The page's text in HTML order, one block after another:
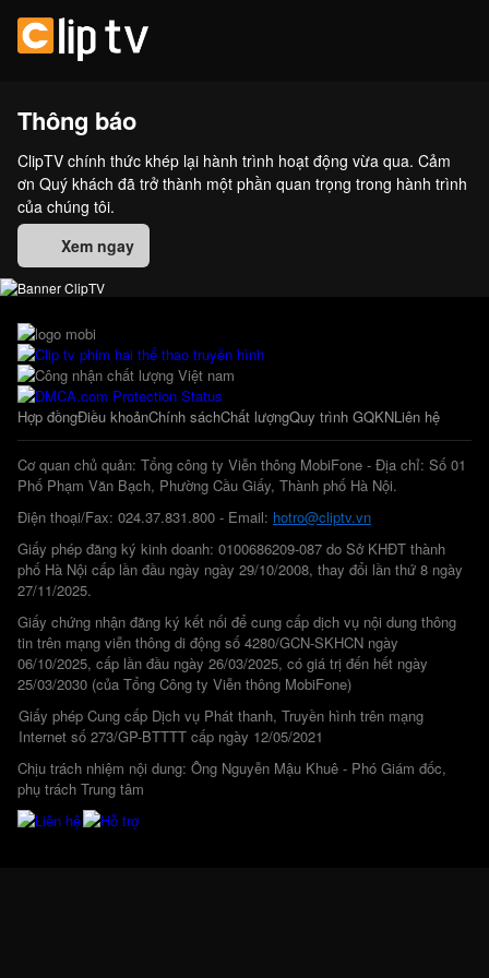
Thông báo
ClipTV chính thức khép lại hành trình hoạt động vừa qua. Cảm
ơn Quý khách đã trở thành một phần quan trọng trong hành trình
của chúng tôi.
Xem ngay
Hợp đồngĐiều khoảnChính sáchChất lượngQuy trình GQKNLiên hệ
Cơ quan chủ quản: Tổng công ty Viễn thông MobiFone - Địa chỉ: Số 01
Phố Phạm Văn Bạch, Phường Cầu Giấy, Thành phố Hà Nội.
Điện thoại/Fax: 024.37.831.800 - Email: hotro@cliptv.vn
Giấy phép đăng ký kinh doanh: 0100686209-087 do Sở KHĐT thành
phố Hà Nội cấp lần đầu ngày ngày 29/10/2008, thay đổi lần thứ 8 ngày
27/11/2025.
Giấy chứng nhận đăng ký kết nối để cung cấp dịch vụ nội dung thông
tin trên mạng viễn thông di động số 4280/GCN-SKHCN ngày
06/10/2025, cấp lần đầu ngày 26/03/2025, có giá trị đến hết ngày
25/03/2030 (của Tổng Công ty Viễn thông MobiFone)
Giấy phép Cung cấp Dịch vụ Phát thanh, Truyền hình trên mạng
Internet số 273/GP-BTTTT cấp ngày 12/05/2021
Chịu trách nhiệm nội dung: Ông Nguyễn Mậu Khuê - Phó Giám đốc,
phụ trách Trung tâm